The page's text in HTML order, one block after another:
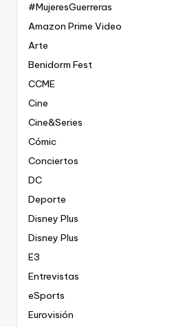
#MujeresGuerreras
Amazon Prime Video
Arte
Benidorm Fest
CCME
Cine
Cine&Series
Cómic
Conciertos
DC
Deporte
Disney Plus
Disney Plus
E3
Entrevistas
eSports
Eurovisión